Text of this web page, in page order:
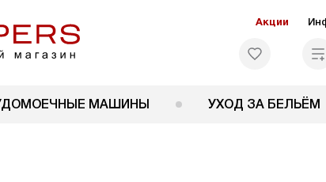
Акции
МАШИНЫ УХОД ЗА БЕЛЬЁМ